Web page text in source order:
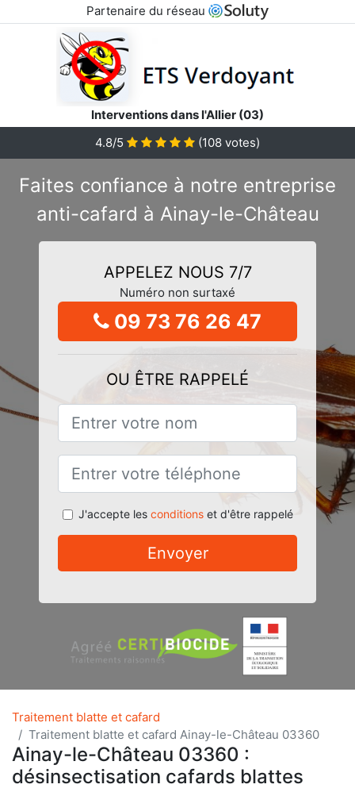
Partenaire du réseau
Interventions dans l'Allier (03)
4.8/5
(108 votes)
Faites confiance à notre entreprise
anti-cafard à Ainay-le-Château
APPELEZ NOUS 7/7
Numéro non surtaxé
09 73 76 26 47
OU ÊTRE RAPPELÉ
J'accepte les conditionset d'être rappelé
Envoyer
Traitement blatte et cafard
Traitement blatte et cafard Ainay-le-Château 03360
Ainay-le-Château 03360 :
désinsectisation cafards blattes